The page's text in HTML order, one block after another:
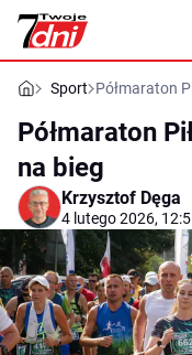
Sport Półmaraton
Półmaraton
na bieg
Krzysztof Dęga
4 lutego 2026,